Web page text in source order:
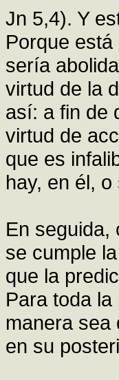
Jn 5,4). Y
Porque
sería
virtud de la
así: a fin de
virtud de
que es
hay, en él,
En seguida,
se cumple
que la
Para toda
manera sea
en su